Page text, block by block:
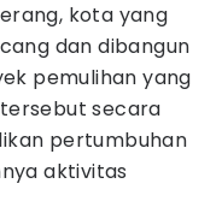
kota yang
dan dibangun
pemulihan yang
secara
pertumbuhan
aktivitas